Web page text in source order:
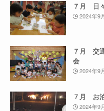
７月 日
2024年9
７月 交
会
2024年9
７月 お
2024年9